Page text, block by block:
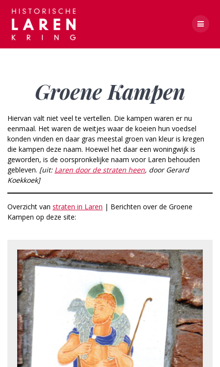
Groene Kampen
Hiervan valt niet veel te vertellen. Die kampen waren er nu
eenmaal. Het waren de weitjes waar de koeien hun voedsel
konden vinden en daar gras meestal groen van kleur is kregen
die kampen deze naam. Hoewel het daar een woningwijk is
geworden, is de oorspronkelijke naam voor Laren behouden
gebleven. [uit: Laren door de straten heen, door Gerard
Koekkoek]
Overzicht van straten in Laren | Berichten over de Groene
Kampen op deze site: